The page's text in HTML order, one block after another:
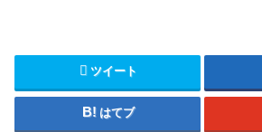
ツイート
はてブ